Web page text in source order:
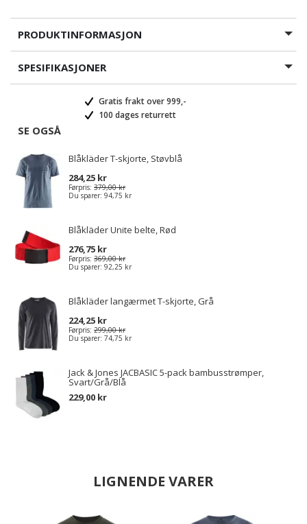
PRODUKTINFORMASJON
SPESIFIKASJONER
Gratis frakt over 999,-
100 dages returrett
SE OGSÅ
Blåkläder T-skjorte, Støvblå
284,25 kr
Førpris: 379,00 kr
Du sparer: 94,75 kr
Blåkläder Unite belte, Rød
276,75 kr
Førpris: 369,00 kr
Du sparer: 92,25 kr
Blåkläder langærmet T-skjorte, Grå
224,25 kr
Førpris: 299,00 kr
Du sparer: 74,75 kr
Jack & Jones JACBASIC 5-pack bambusstrømper,
Svart/Grå/Blå
229,00 kr
LIGNENDE VARER